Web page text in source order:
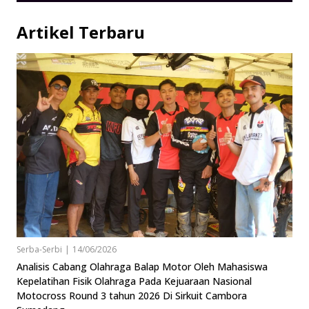
Artikel Terbaru
Serba-Serbi | 14/06/2026
Analisis Cabang Olahraga Balap Motor Oleh Mahasiswa
Kepelatihan Fisik Olahraga Pada Kejuaraan Nasional
Motocross Round 3 tahun 2026 Di Sirkuit Cambora